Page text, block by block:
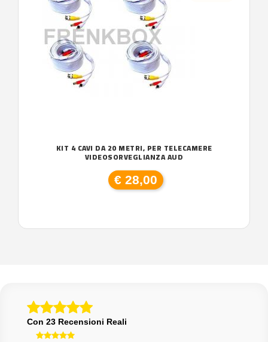
KIT 4 CAVI DA 20 METRI, PER TELECAMERE
VIDEOSORVEGLIANZA AUD
€ 28,00
Con 23 Recensioni Reali